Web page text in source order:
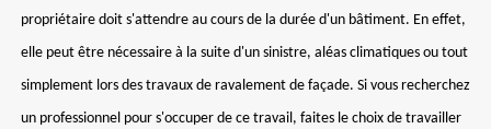
propriétaire doit s'attendre au cours de la durée d'un bâtiment. En effet,
elle peut être nécessaire à la suite d'un sinistre, aléas climatiques ou tout
simplement lors des travaux de ravalement de façade. Si vous recherchez
un professionnel pour s'occuper de ce travail, faites le choix de travailler